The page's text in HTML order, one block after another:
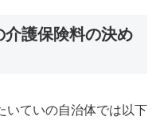
護保険料の決め
ていの自治体では以下